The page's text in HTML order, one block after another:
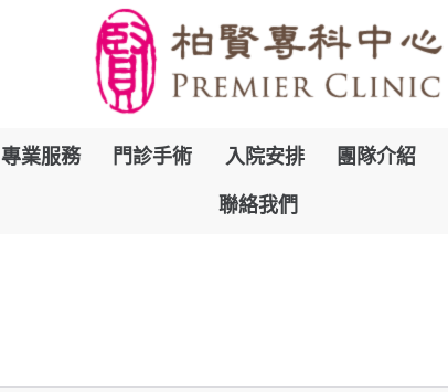
跳
內
專業服務 門診手術 入院安排 團隊介紹
聯絡我們